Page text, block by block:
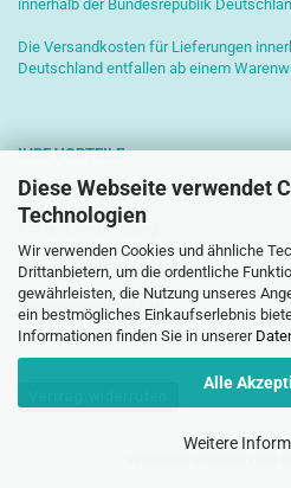
Diese Webseite verwendet
Technologien
Wir verwenden Cookies und ähnliche
Drittanbietern, um die ordentliche
gewährleisten, die Nutzung unseres
ein bestmögliches Einkaufserlebnis
Informationen finden Sie in unserer
Alle
Weitere
innerhalb der Bundesrepublik
Die Versandkosten für Lieferungen
Deutschland entfallen ab einem
IHRE VORTEILE
Sichere Zahlung mit SSL-
Kostenlose Beratung
Schnelle Versendung
Paketversand mit DHL